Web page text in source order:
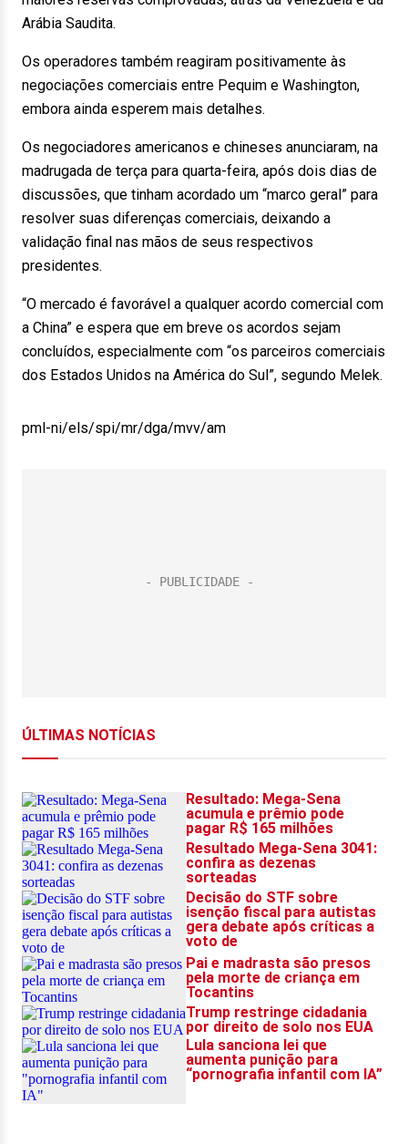
Arábia Saudita.
Os operadores também reagiram positivamente às
negociações comerciais entre Pequim e Washington,
embora ainda esperem mais detalhes.
Os negociadores americanos e chineses anunciaram, na
madrugada de terça para quarta-feira, após dois dias de
discussões, que tinham acordado um “marco geral” para
resolver suas diferenças comerciais, deixando a
validação final nas mãos de seus respectivos
presidentes.
“O mercado é favorável a qualquer acordo comercial com
a China” e espera que em breve os acordos sejam
concluídos, especialmente com “os parceiros comerciais
dos Estados Unidos na América do Sul”, segundo Melek.
pml-ni/els/spi/mr/dga/mvv/am